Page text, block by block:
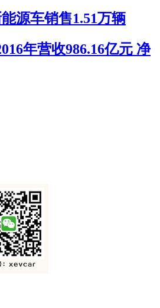
源车销售1.51万辆
年营收986.16亿元 净